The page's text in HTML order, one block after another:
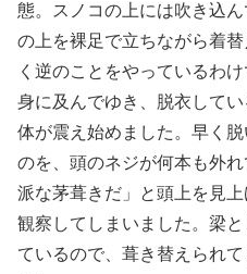
態。スノコの上には吹き込
の上を裸足で立ちながら着
く逆のことをやっているわ
身に及んでゆき、脱衣して
体が震え始めました。早く
のを、頭のネジが何本も外
派な茅葺きだ」と頭上を見
観察してしまいました。梁
ているので、葺き替えられ